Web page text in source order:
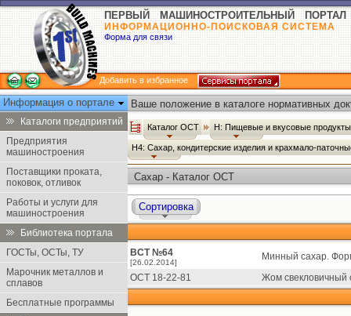
ПЕРВЫЙ МАШИНОСТРОИТЕЛЬНЫЙ ПОРТАЛ
ИНФОРМАЦИОННО-ПОИСКОВАЯ СИСТЕМА
Форма для связи
Добавить в избранное
Информация о портале
Каталоги предприятий
Предприятия
машиностроения
Поставщики проката,
поковок, отливок
Работы и услуги для
машиностроения
Библиотека портала
ГОСТы, ОСТы, ТУ
Марочник металлов и
сплавов
Бесплатные программы
Ваше положение в каталоге нормативных
Каталог ОСТ Н: Пищевые и вкусовые
Н4: Сахар, кондитерские изделия и крахмало-
Сахар - Каталог ОСТ
Сортировка
ВСТ №64
[26.02.2014]
Минный сахар.
ОСТ 18-22-81
Жом свекловичный